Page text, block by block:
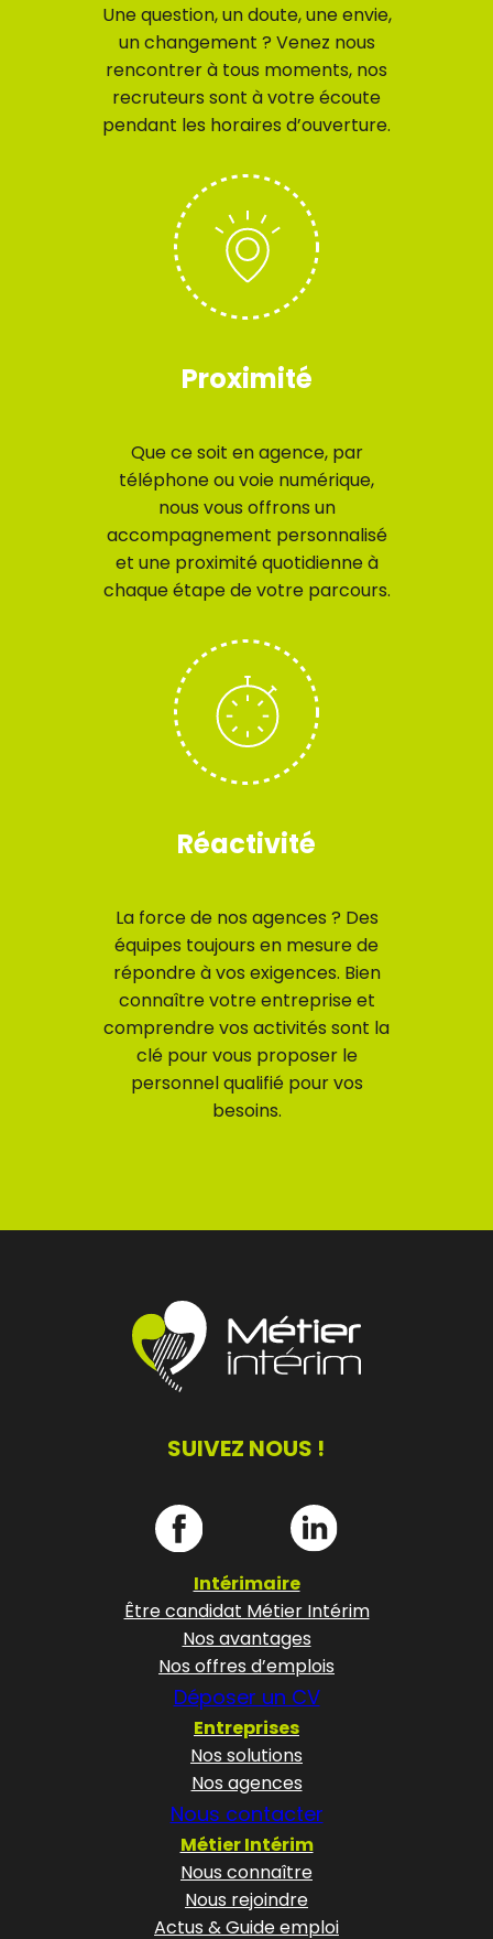
Une question, un doute, une envie,
un changement ? Venez nous
rencontrer à tous moments, nos
recruteurs sont à votre écoute
pendant les horaires d’ouverture.
Proximité
Que ce soit en agence, par
téléphone ou voie numérique,
nous vous offrons un
accompagnement personnalisé
et une proximité quotidienne à
chaque étape de votre parcours.
Réactivité
La force de nos agences ? Des
équipes toujours en mesure de
répondre à vos exigences. Bien
connaître votre entreprise et
comprendre vos activités sont la
clé pour vous proposer le
personnel qualifié pour vos
besoins.
SUIVEZ NOUS !
Intérimaire
Être candidat Métier Intérim
Nos avantages
Nos offres d’emplois
Déposer un CV
Entreprises
Nos solutions
Nos agences
Nous contacter
Métier Intérim
Nous connaître
Nous rejoindre
Actus & Guide emploi